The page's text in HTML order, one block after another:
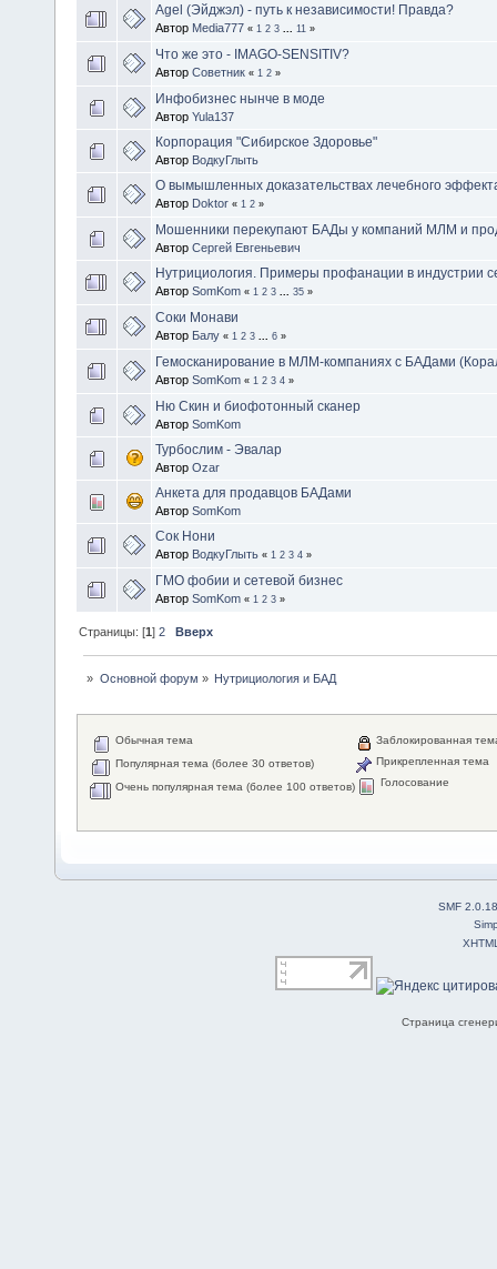
Agel (Эйджэл) - путь к независимости! Правда?
Автор Media777 « 1 2 3 11 »
Что же это - IMAGO-SENSITIV?
Автор Советник « 1 2 »
Инфобизнес нынче в моде
Автор Yula137
Корпорация "Сибирское Здоровье"
Автор ВодкуГлыть
О вымышленных доказательствах лечебного
Автор Doktor « 1 2 »
Мошенники перекупают БАДы у компаний МЛМ и
Автор Сергей Евгеньевич
Нутрициология. Примеры профанации в индустрии
Автор SomKom « 1 2 3 35 »
Соки Монави
Автор Балу « 1 2 3 6 »
Гемосканирование в МЛМ-компаниях с БАДами
Автор SomKom « 1 2 3 4 »
Ню Скин и биофотонный сканер
Автор SomKom
Турбослим - Эвалар
Автор Ozar
Анкета для продавцов БАДами
Автор SomKom
Сок Нони
Автор ВодкуГлыть « 1 2 3 4 »
ГМО фобии и сетевой бизнес
Автор SomKom « 1 2 3 »
Страницы: [1]2 Вверх
» Основной форум » Нутрициология и БАД
Обычная тема
Популярная тема (более 30 ответов)
Очень популярная тема (более 100 ответов)
Заблокированная
Прикрепленная тема
Голосование
SMF 2.0.18
Страница